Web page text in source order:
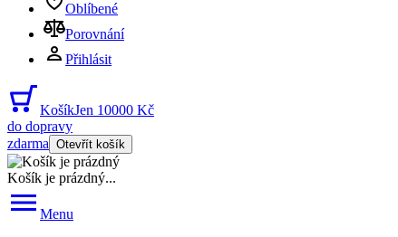
Oblíbené
Porovnání
Přihlásit
KošíkJen 10000 Kč
do dopravy
zdarma Otevřít košík
Košík je prázdný...
Menu